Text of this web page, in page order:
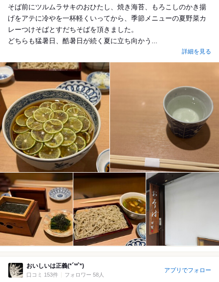
そば前にツルムラサキのおひたし、焼き海苔、もろこしのかき揚
げをアテに冷やを一杯軽くいってから、季節メニューの夏野菜カ
レーつけそばとすだちそばを頂きました。
どちらも猛暑日、酷暑日が続く夏に立ち向かう...
詳細を見る
おいしいは正義(*´꒳`*)
口コミ 153件 フォロワー 58人
アプリでフォロー